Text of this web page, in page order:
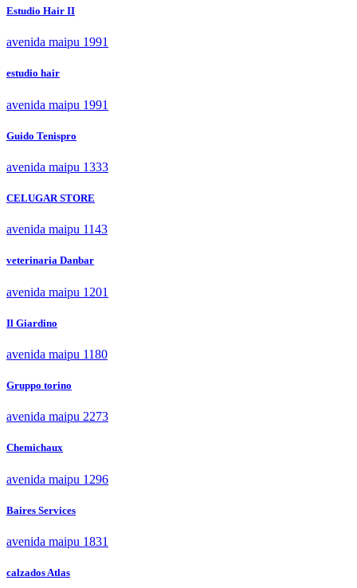
Estudio Hair II
avenida maipu 1991
estudio hair
avenida maipu 1991
Guido Tenispro
avenida maipu 1333
CELUGAR STORE
avenida maipu 1143
veterinaria Danbar
avenida maipu 1201
Il Giardino
avenida maipu 1180
Gruppo torino
avenida maipu 2273
Chemichaux
avenida maipu 1296
Baires Services
avenida maipu 1831
calzados Atlas